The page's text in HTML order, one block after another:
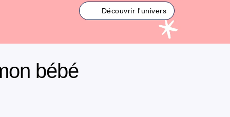
Découvrir l'univers
bébé